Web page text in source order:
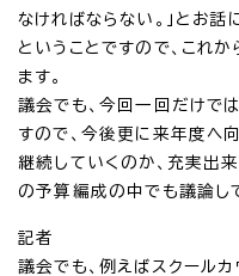
なければならない。」とお
ということですので、これ
ます。
議会でも、今回一回だけで
すので、今後更に来年度へ
継続していくのか、充実出
の予算編成の中でも議論し
記者
議会でも、例えばスクール